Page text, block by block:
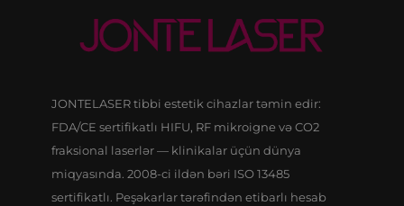
JONTELASER tibbi estetik cihazlar təmin edir:
FDA/CE sertifikatlı HIFU, RF mikroigne və CO2
fraksional laserlər — klinikalar üçün dünya
miqyasında. 2008-ci ildən bəri ISO 13485
sertifikatlı. Peşəkarlar tərəfindən etibarlı hesab